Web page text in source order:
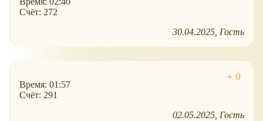
Счёт: 272
30.04.2025 Гость
Время: 01:57
Счёт: 291
02.05.2025 Гость